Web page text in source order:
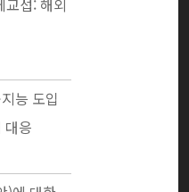
섭: 해외
능 도입
대응